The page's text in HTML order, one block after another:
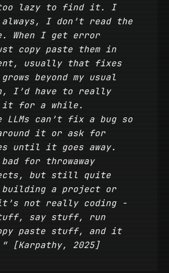
too lazy to find it. I
always, I don’t read the
When I get error
copy paste them in
usually that fixes
beyond my usual
I’d have to really
it for a while.
LLMs can’t fix a bug so
it or ask for
until it goes away.
for throwaway
but still quite
building a project or
it’s not really coding -
say stuff, run
paste stuff, and it
[Karpathy, 2025]